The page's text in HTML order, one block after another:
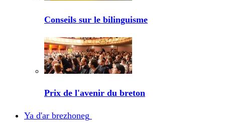
Conseils sur le bilinguisme
Prix de l'avenir du breton
Ya d'ar brezhoneg